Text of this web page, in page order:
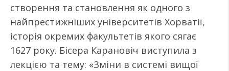
створення та становлення як одного з
найпрестижніших університетів Хорватії,
історія окремих факультетів якого сягає
1627 року. Бісера Карановіч виступила з
лекцією та тему: «Зміни в системі вищої